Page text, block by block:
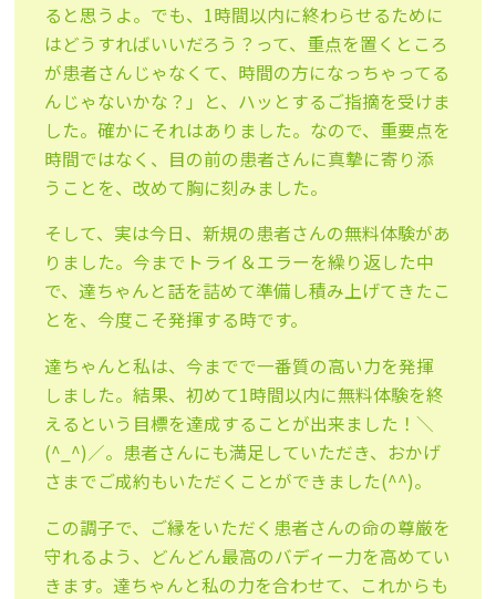
ると思うよ。でも、1時間以内に終わらせるために
はどうすればいいだろう？って、重点を置くところ
が患者さんじゃなくて、時間の方になっちゃってる
んじゃないかな？」と、ハッとするご指摘を受けま
した。確かにそれはありました。なので、重要点を
時間ではなく、目の前の患者さんに真摯に寄り添
うことを、改めて胸に刻みました。
そして、実は今日、新規の患者さんの無料体験があ
りました。今までトライ＆エラーを繰り返した中
で、達ちゃんと話を詰めて準備し積み上げてきたこ
とを、今度こそ発揮する時です。
達ちゃんと私は、今までで一番質の高い力を発揮
しました。結果、初めて1時間以内に無料体験を終
えるという目標を達成することが出来ました！＼
(^_^)／。患者さんにも満足していただき、おかげ
さまでご成約もいただくことができました(^^)。
この調子で、ご縁をいただく患者さんの命の尊厳を
守れるよう、どんどん最高のバディー力を高めてい
きます。達ちゃんと私の力を合わせて、これからも